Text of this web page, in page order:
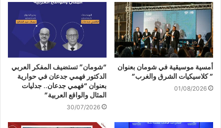
أمسية موسيقية في شومان بعنوان
” كلاسيكيات الشرق والغرب”
01/08/2026
“شومان” تستضيف المفكر العربي
الدكتور فهمي جدعان في حوارية
بعنوان “فهمي جدعان.. جدليات
المثال والواقع العربية”
30/07/2026